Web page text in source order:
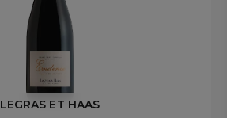
LEGRAS ET HAAS